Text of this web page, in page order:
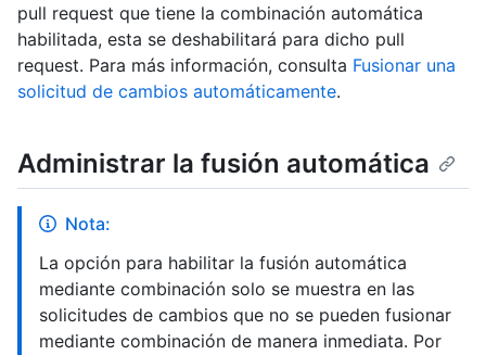
pull request que tiene la combinación automática
habilitada, esta se deshabilitará para dicho pull
request. Para más información, consulta Fusionar una
solicitud de cambios automáticamente.
Administrar la fusión automática
Nota:
La opción para habilitar la fusión automática
mediante combinación solo se muestra en las
solicitudes de cambios que no se pueden fusionar
mediante combinación de manera inmediata. Por